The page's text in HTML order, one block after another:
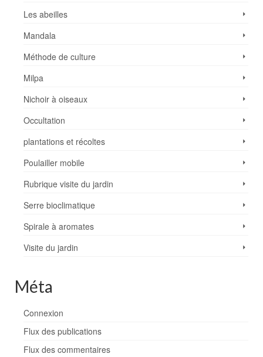
Les abeilles
Mandala
Méthode de culture
Milpa
Nichoir à oiseaux
Occultation
plantations et récoltes
Poulailler mobile
Rubrique visite du jardin
Serre bioclimatique
Spirale à aromates
Visite du jardin
Méta
Connexion
Flux des publications
Flux des commentaires